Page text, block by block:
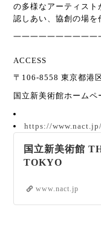
の多様なアーティス
認しあい、協創の場を
一一一一一一一一一一
ACCESS
〒106-8558 東京都港
国立新美術館ホームペ
https://www.nact.jp/
国立新美術館
TOKYO
www.nact.jp